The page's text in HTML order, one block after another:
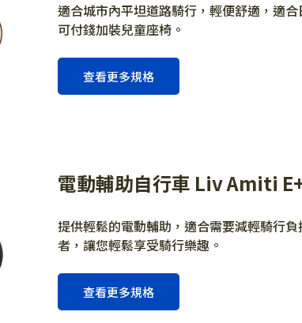
適合城市內平坦道路騎行，輕便舒適，適合
可付錢加裝兒童座椅。
查看更多規格
電動輔助自行車 Liv Amiti
提供輕鬆的電動輔助，適合需要減輕騎行負
者，讓您輕鬆享受騎行樂趣。
查看更多規格